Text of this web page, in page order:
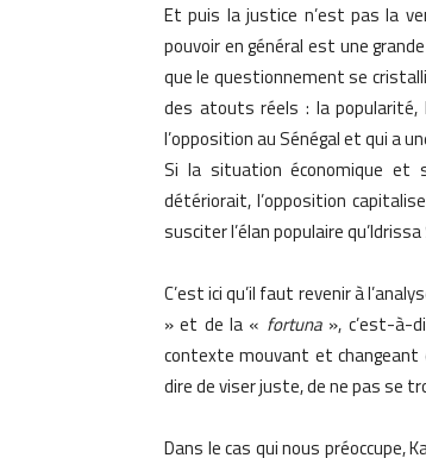
Et puis la justice n’est pas la
pouvoir en général est une
que le questionnement se
des atouts réels : la
l’opposition au Sénégal et qui a
Si la situation économique
détériorait, l’opposition
susciter l’élan populaire
C’est ici qu’il faut revenir à
» et de la « fortuna», c’est-à-
contexte mouvant et changeant
dire de viser juste, de ne pas se
Dans le cas qui nous préoccupe,